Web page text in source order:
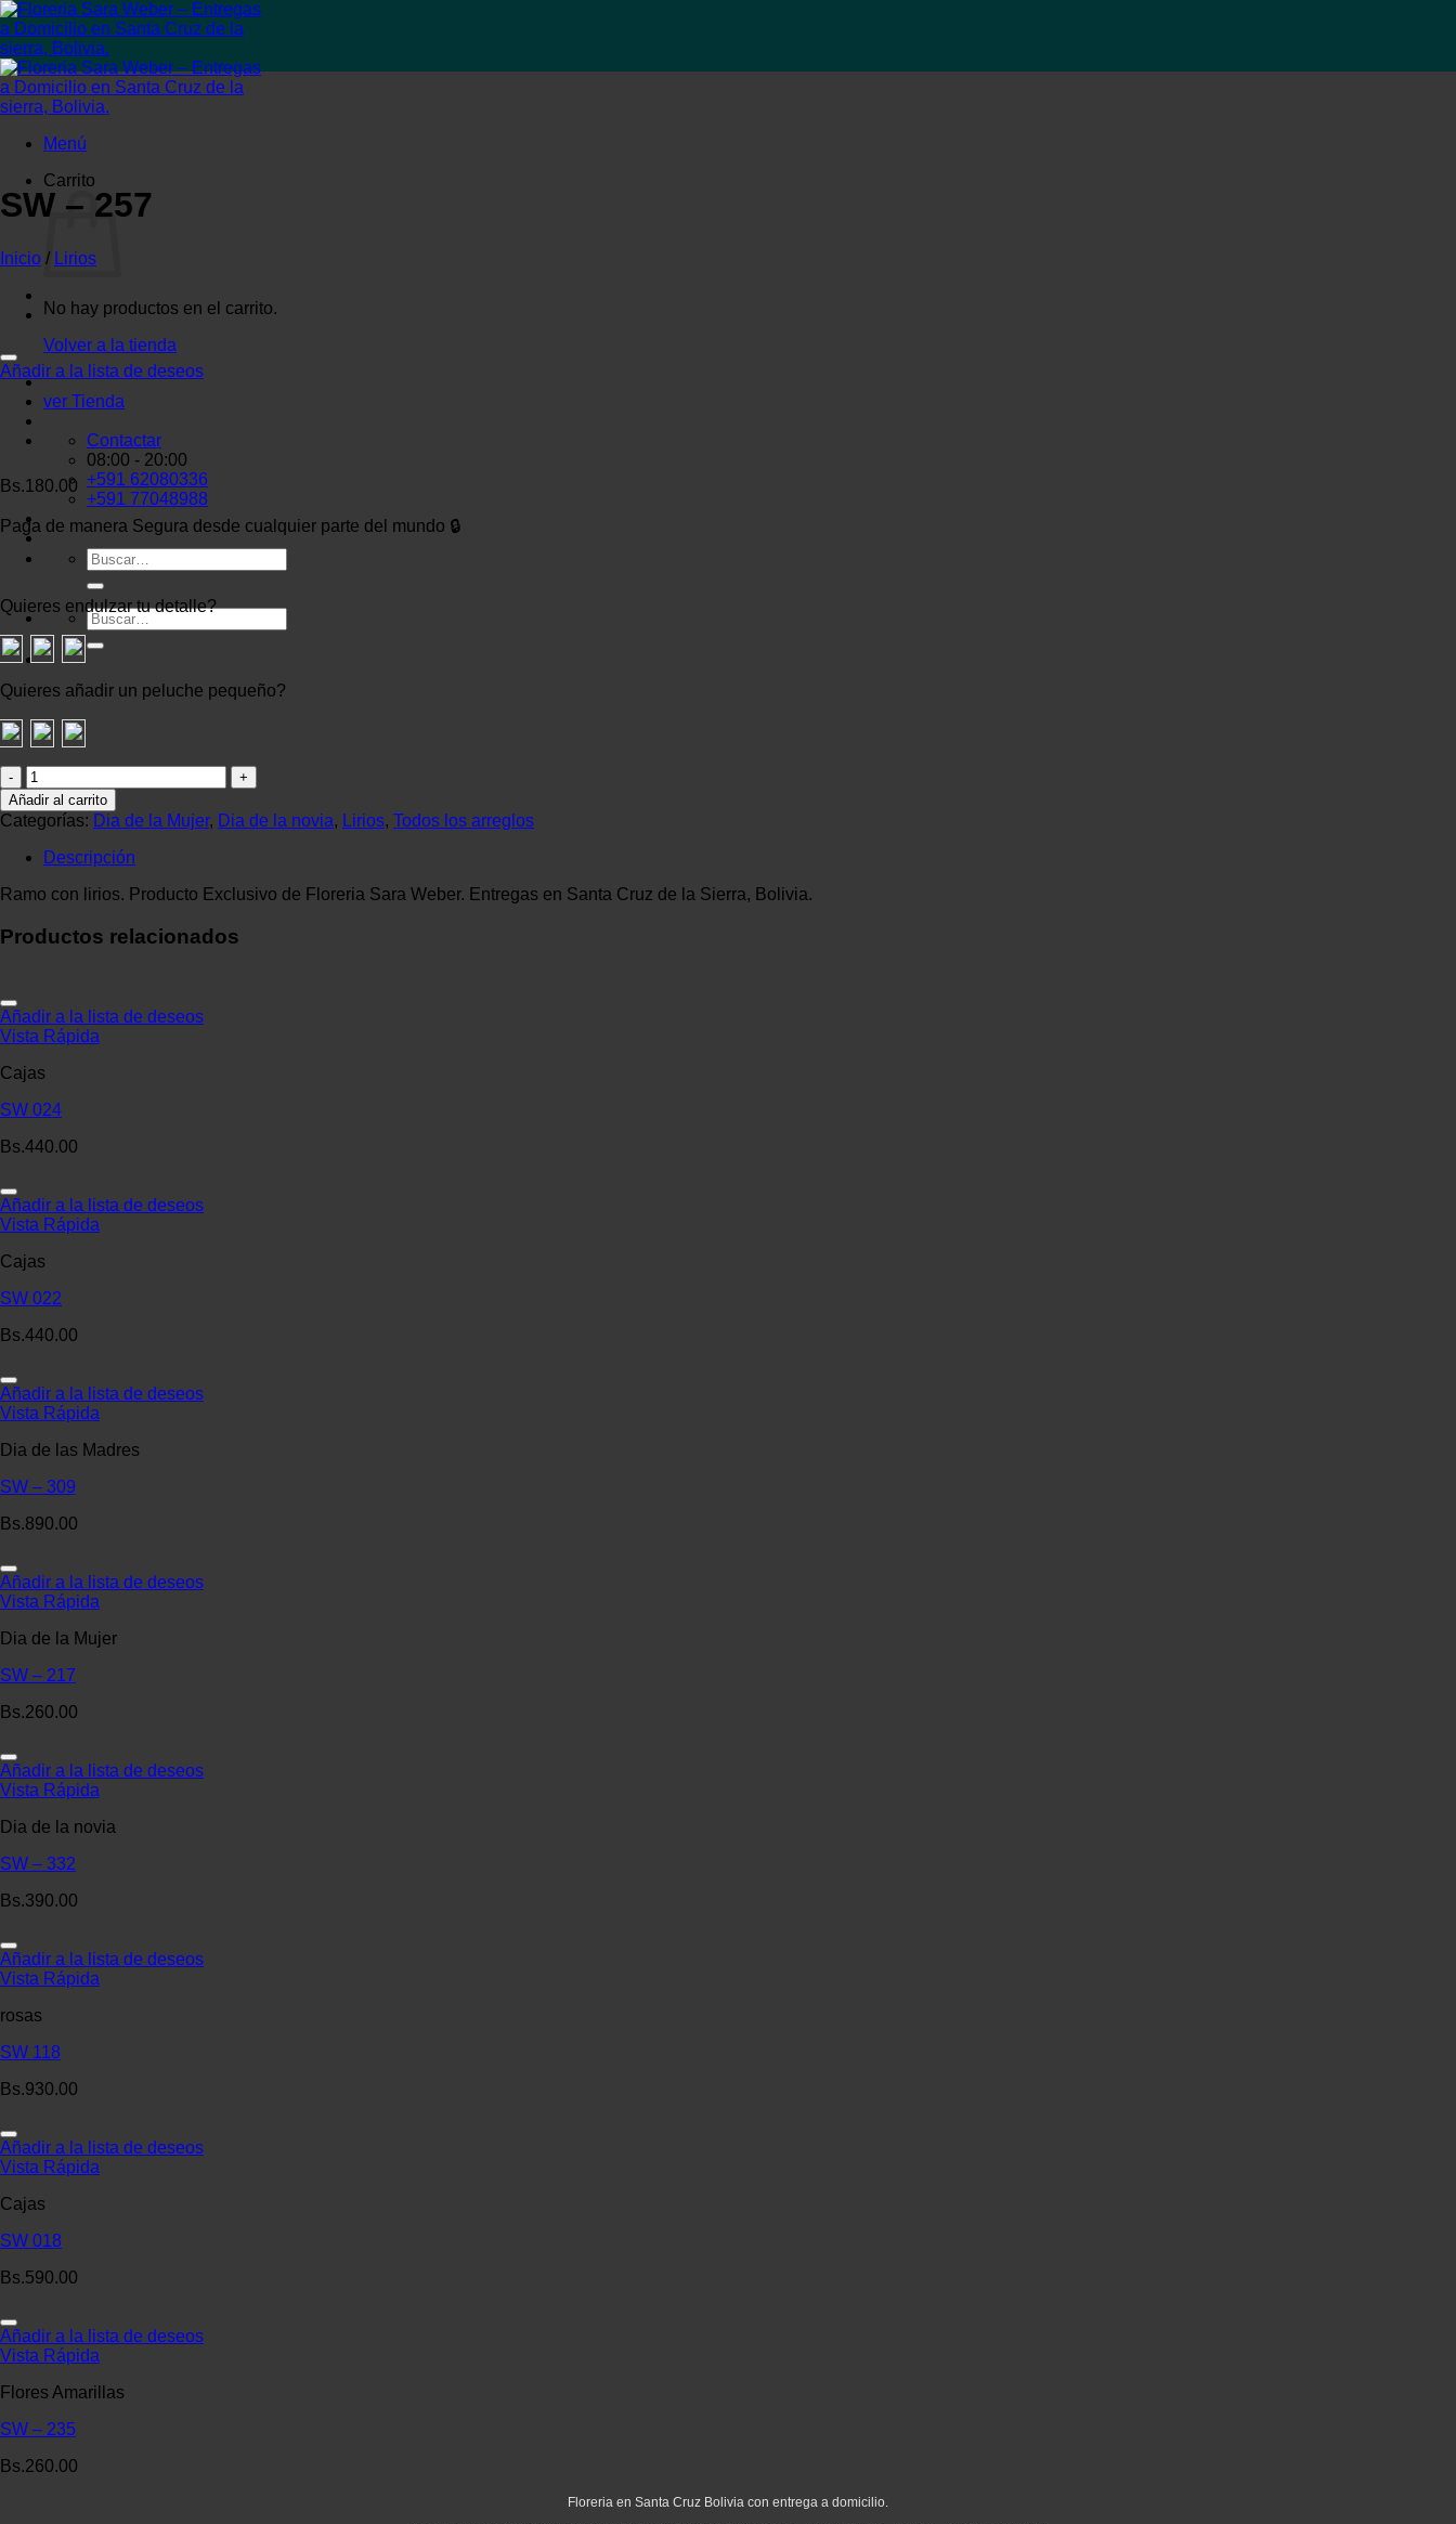
Saltar
al
contenido
Menú
Carrito
No hay productos en el carrito.
Volver a la tienda
ver Tienda
Contactar
08:00 - 20:00
+591 62080336
+591 77048988
Buscar
por:
Buscar
por:
SW – 257
Inicio / Lirios
Añadir a la lista de deseos
Bs.180.00
Paga de manera Segura desde cualquier parte del mundo 🔒
Quieres endulzar tu detalle?
Quieres añadir un peluche pequeño?
SW
-
257
cantidad
Añadir al carrito
Categorías: Dia de la Mujer, Dia de la novia, Lirios, Todos los arreglos
Descripción
Ramo con lirios. Producto Exclusivo de Floreria Sara Weber. Entregas en Santa Cruz de la Sierra, Bolivia.
Productos relacionados
Añadir a la lista de deseos
Vista Rápida
Cajas
SW 024
Bs.440.00
Añadir a la lista de deseos
Vista Rápida
Cajas
SW 022
Bs.440.00
Añadir a la lista de deseos
Vista Rápida
Dia de las Madres
SW – 309
Bs.890.00
Añadir a la lista de deseos
Vista Rápida
Dia de la Mujer
SW – 217
Bs.260.00
Añadir a la lista de deseos
Vista Rápida
Dia de la novia
SW – 332
Bs.390.00
Añadir a la lista de deseos
Vista Rápida
rosas
SW 118
Bs.930.00
Añadir a la lista de deseos
Vista Rápida
Cajas
SW 018
Bs.590.00
Añadir a la lista de deseos
Vista Rápida
Flores Amarillas
SW – 235
Bs.260.00
Floreria en Santa Cruz Bolivia con entrega a domicilio.